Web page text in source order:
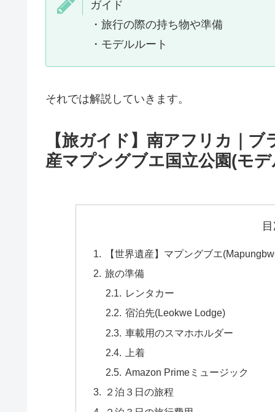
ガイド
・旅行の際の持ち物や準備
・モデルルート
それでは解説していきます。
【旅ガイド】南アフリカ｜
産マプングブエ国立公園(モ
【世界遺産】マプングブエ
旅の準備
レンタカー
宿泊先(Leokwe Lodge)
車載用のスマホホルダー
上着
Amazon Primeミュージック
２泊３日の旅程